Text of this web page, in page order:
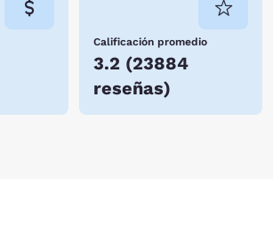
Calificación promedio
3.2 (23884
reseñas)